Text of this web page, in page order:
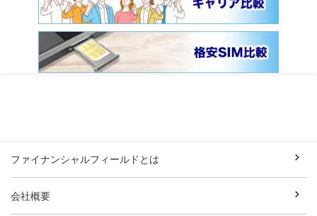
ファイナンシャルフィールドとは
会社概要